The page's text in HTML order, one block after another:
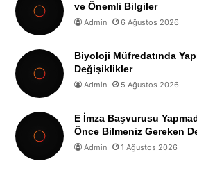
ve Önemli Bilgiler
Admin 6 Ağustos 2026
Biyoloji Müfredatında
Değişiklikler
Admin 5 Ağustos 2026
E İmza Başvurusu
Önce Bilmeniz Gereken
Admin 1 Ağustos 2026